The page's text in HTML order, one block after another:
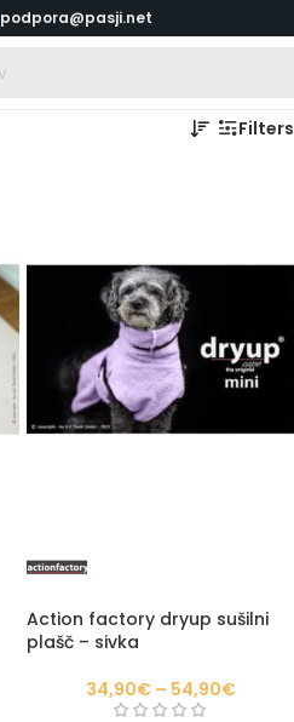
podpora@pasji.net
Filters
Action factory dryup sušilni
plašč – sivka
34,90€ – 54,90€